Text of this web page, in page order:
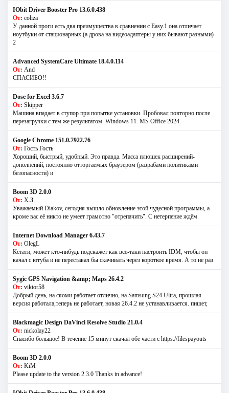
IObit Driver Booster Pro 13.6.0.438
От: coliza
У данной проги есть два преимущества в сравнении с Easy.1 она отличает
ноутбуки от стационарных (а дрова на видеоадаптеры у них бывают разными)
2
Advanced SystemCare Ultimate 18.4.0.114
От: And
СПАСИБО!!
Dose for Excel 3.6.7
От: Skipper
Машина впадает в ступор при попытке установки. Пробовал повторно после
перезагрузки с тем же результатом. Windows 11. MS Offiсe 2024.
Google Chrome 151.0.7922.76
От: Гость Гость
Хороший, быстрый, удобный. Это правда. Масса плюшек расширений-
дополнений, постоянно отторгаемых браузером (разрабами политиками
безопасности) и
Boom 3D 2.0.0
От: Х.З.
Уважаемый Diakov, сегодня вышло обновление этой чудесной программы, а
кроме вас её никто не умеет грамотно "отрепачить". С нетерпение ждём
Internet Download Manager 6.43.7
От: OlegL
Кстати, может кто-нибудь подскажет как все-таки настроить IDM, чтобы он
качал с ютуба и не переставал бы скачивать через короткое время. А то не раз
Sygic GPS Navigation &amp; Maps 26.4.2
От: viktor58
Добрый день, на сяоми работает отлично, на Samsung S24 Ultra, прошлая
версия работала,теперь не работает, новая 26.4.2 не устанавливается. пишет,
Blackmagic Design DaVinci Resolve Studio 21.0.4
От: nickolay22
Спасибо большое! В течение 15 минут скачал обе части с https://filespayouts
Boom 3D 2.0.0
От: KiM
Please update to the version 2.3.0 Thanks in advance!